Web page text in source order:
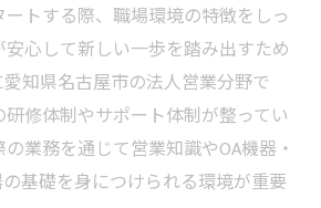
トする際、職場環境の特徴をしっ
心して新しい一歩を踏み出すため
知県名古屋市の法人営業分野で
修体制やサポート体制が整ってい
業務を通じて営業知識やOA機器・
基礎を身につけられる環境が重要